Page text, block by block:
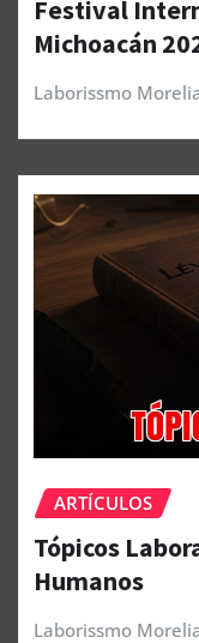
Festival
Michoacán
Laborissmo
ARTÍCULOS
Tópicos
Humanos
Laborissmo